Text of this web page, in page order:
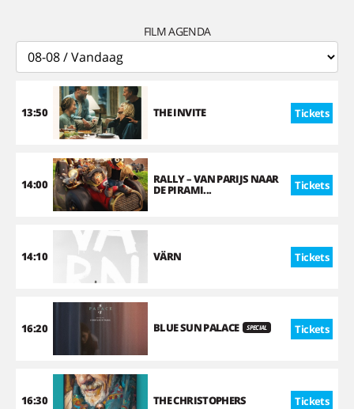
FILM AGENDA
13:50 THE INVITE Tickets
14:00 RALLY – VAN PARIJS NAAR
DE PIRAMI... Tickets
14:10 VÄRN Tickets
16:20 BLUE SUN PALACE SPECIAL Tickets
16:30 THE CHRISTOPHERS Tickets